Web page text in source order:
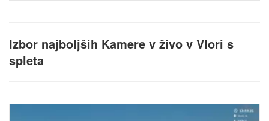
Izbor najboljših Kamere v živo v Vlori s
spleta